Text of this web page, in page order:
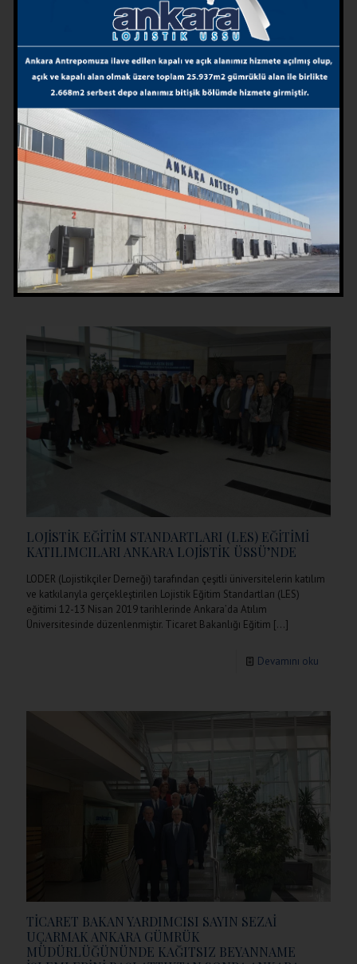
KAHRAMANKAZAN MESLEKİ VE TEKNİK ANADOLU
LİSESİ ULAŞTIRMA HİZMETLERİ (LOJİSTİK) ALANI
ÖĞRENCİLERİ ANKARA LOJİSTİK ÜSSÜ’NDE
17 Nisan 2019 tarihinde Kahramankazan Mesleki ve Teknik Anadolu
Lisesi Ulaştırma Hizmetleri (Lojistik)Alanı 11. Sınıf öğrencileriyle,
Müdür Yardımcısı İlhami Şirin ve Ulaştırma Hizmetleri Alan Şefi
Özgen
[…]
Devamını oku
LOJİSTİK EĞİTİM STANDARTLARI (LES) EĞİTİMİ
KATILIMCILARI ANKARA LOJİSTİK ÜSSÜ’NDE
LODER (Lojistikçiler Derneği) tarafından çeşitli üniversitelerin katılım
ve katkılarıyla gerçekleştirilen Lojistik Eğitim Standartları (LES)
eğitimi 12-13 Nisan 2019 tarihlerinde Ankara’da Atılım
Üniversitesinde düzenlenmiştir. Ticaret Bakanlığı Eğitim […]
Devamını oku
TİCARET BAKAN YARDIMCISI SAYIN SEZAİ
UÇARMAK ANKARA GÜMRÜK
MÜDÜRLÜĞÜNÜNDE KAĞITSIZ BEYANNAME